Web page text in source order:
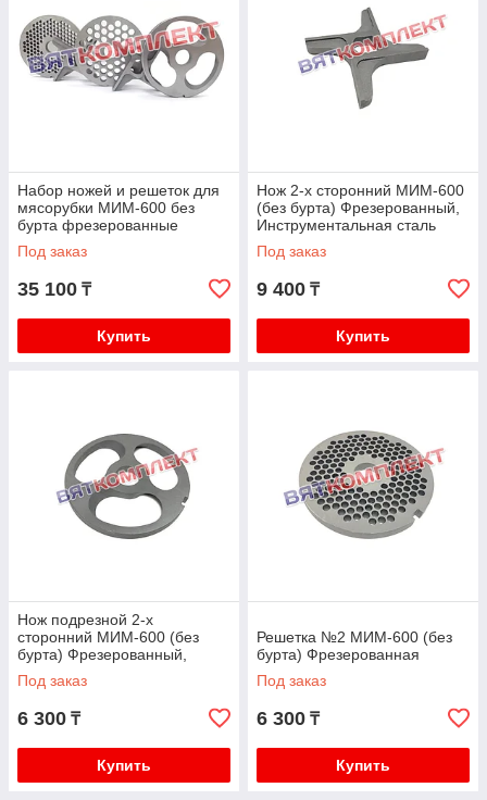
Набор ножей и решеток для
мясорубки МИМ-600 без
бурта фрезерованные
(Инструментальная сталь)
Под заказ
35 100 ₸
Купить
Нож 2-х сторонний МИМ-600
(без бурта) Фрезерованный,
Инструментальная сталь
Под заказ
9 400 ₸
Купить
Нож подрезной 2-х
сторонний МИМ-600 (без
бурта) Фрезерованный,
Инструментальная сталь
Под заказ
6 300 ₸
Купить
Решетка №2 МИМ-600 (без
бурта) Фрезерованная
Под заказ
6 300 ₸
Купить